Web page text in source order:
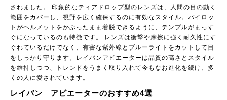
されました。 印象的なティアドロップ型のレンズは、人間の目の動く
範囲をカバーし、視野を広く確保するのに有効なスタイル。パイロッ
トがヘルメットをかぶったまま着脱できるように、テンプルがまっす
ぐになっているのも特徴です。 レンズは衝撃や摩擦に強く耐久性にす
ぐれているだけでなく、有害な紫外線とブルーライトをカットして目
をしっかり守ります。レイバンアビエーターは品質の高さとスタイル
を維持しつつ、トレンドをうまく取り入れて今もなお進化を続け、多
くの人に愛されています。
レイバン アビエーターのおすすめ4選